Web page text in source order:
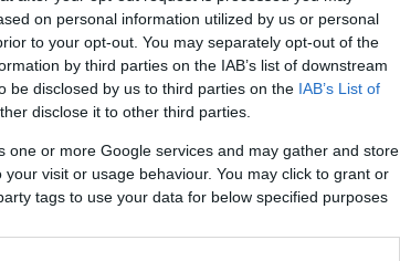
on personal information utilized by us or personal
to your opt-out. You may separately opt-out of the
by third parties on the IAB’s list of downstream
be disclosed by us to third parties on the IAB’s List of
disclose it to other third parties.
one or more Google services and may gather and store
visit or usage behaviour. You may click to grant or
tags to use your data for below specified purposes